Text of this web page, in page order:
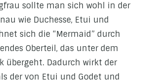
sollte man sich wohl in der
wie Duchesse, Etui und
sich die “Mermaid” durch
Oberteil, das unter dem
übergeht. Dadurch wirkt der
der von Etui und Godet und